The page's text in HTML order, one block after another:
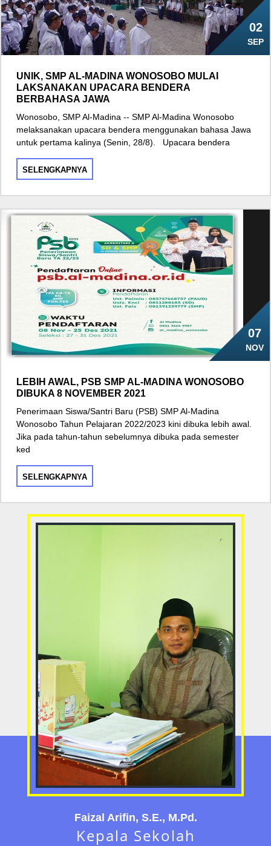
02
SEP
UNIK, SMP AL-MADINA WONOSOBO MULAI
LAKSANAKAN UPACARA BENDERA
BERBAHASA JAWA
Wonosobo, SMP Al-Madina -- SMP Al-Madina Wonosobo
melaksanakan upacara bendera menggunakan bahasa Jawa
untuk pertama kalinya (Senin, 28/8). Upacara bendera
SELENGKAPNYA
07
NOV
LEBIH AWAL, PSB SMP AL-MADINA WONOSOBO
DIBUKA 8 NOVEMBER 2021
Penerimaan Siswa/Santri Baru (PSB) SMP Al-Madina
Wonosobo Tahun Pelajaran 2022/2023 kini dibuka lebih awal.
Jika pada tahun-tahun sebelumnya dibuka pada semester
ked
SELENGKAPNYA
Faizal Arifin, S.E., M.Pd.
Kepala Sekolah